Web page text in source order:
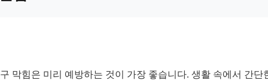
막힘은 미리 예방하는 것이 가장 좋습니다. 생활 속에서 간단